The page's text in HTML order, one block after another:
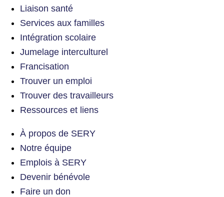
Liaison santé
Services aux familles
Intégration scolaire
Jumelage interculturel
Francisation
Trouver un emploi
Trouver des travailleurs
Ressources et liens
À propos de SERY
Notre équipe
Emplois à SERY
Devenir bénévole
Faire un don